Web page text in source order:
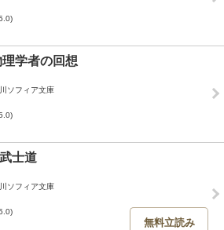
学者の回想
ソフィア文庫
士道
ソフィア文庫
無料立読み